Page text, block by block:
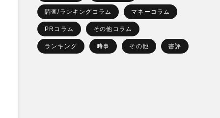
調査/ランキングコラム マネーコラム
PRコラム その他コラム
ランキング 時事 その他 書評